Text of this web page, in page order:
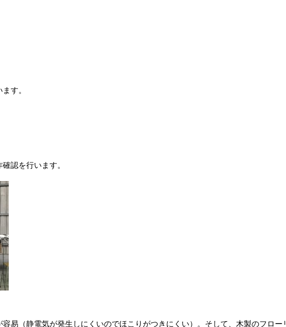
す。
認を行います。
易（静電気が発生しにくいのでほこりがつきにくい）。そして、木製のフロー